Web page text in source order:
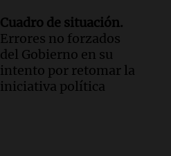
Cuadro de situación.
Errores no forzados
del Gobierno en su
intento por retomar la
iniciativa política